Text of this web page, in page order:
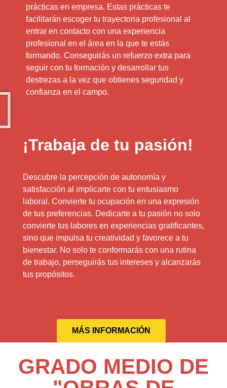
prácticas en empresa. Estas prácticas te
facilitarán escoger tu trayectoria profesional al
entrar en contacto con una experiencia
profesional en el área en la que te estás
formando. Conseguirás un refuerzo extra para
seguir con tu formación y desarrollar tus
destrezas a la vez que obtienes seguridad y
confianza en el campo.
¡Trabaja de tu pasión!
Descubre la percepción de autonomía y
satisfacción al implicarte con tu entusiasmo
laboral. Convierte tu ocupación en una expresión
de tus preferencias. Dedicarte a tu pasión no solo
convierte tus labores en experiencias gratificantes,
sino que impulsa tu creatividad y favorece a tu
bienestar. No solo te conformarás con una rutina
de trabajo, perseguirás tus intereses y alcanzarás
tus propósitos.
MÁS INFORMACIÓN
GRADO MEDIO DE